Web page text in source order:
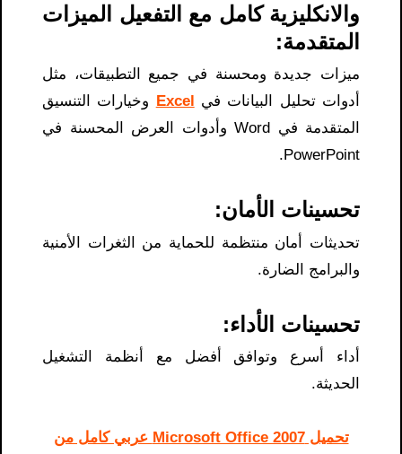
والانكليزية كامل مع التفعيل الميزات
المتقدمة:
ميزات جديدة ومحسنة في جميع التطبيقات، مثل
أدوات تحليل البيانات في Excel وخيارات التنسيق
المتقدمة في Word وأدوات العرض المحسنة في
PowerPoint.
تحسينات الأمان:
تحديثات أمان منتظمة للحماية من الثغرات الأمنية
والبرامج الضارة.
تحسينات الأداء:
أداء أسرع وتوافق أفضل مع أنظمة التشغيل
الحديثة.
تحميل Microsoft Office 2007 عربي كامل من